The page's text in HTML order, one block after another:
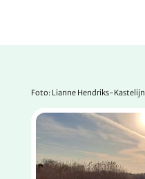
Foto: Lianne Hendriks-Kastelijn